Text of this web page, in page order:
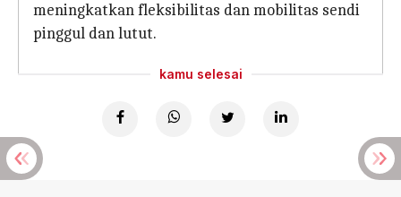
meningkatkan fleksibilitas dan mobilitas sendi
pinggul dan lutut.
kamu selesai